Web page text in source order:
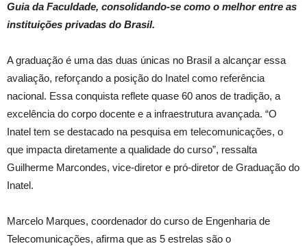
Guia da Faculdade, consolidando-se como o melhor entre as
instituições privadas do Brasil.
A graduação é uma das duas únicas no Brasil a alcançar essa
avaliação, reforçando a posição do Inatel como referência
nacional. Essa conquista reflete quase 60 anos de tradição, a
excelência do corpo docente e a infraestrutura avançada. “O
Inatel tem se destacado na pesquisa em telecomunicações, o
que impacta diretamente a qualidade do curso”, ressalta
Guilherme Marcondes, vice-diretor e pró-diretor de Graduação do
Inatel.
Marcelo Marques, coordenador do curso de Engenharia de
Telecomunicações, afirma que as 5 estrelas são o